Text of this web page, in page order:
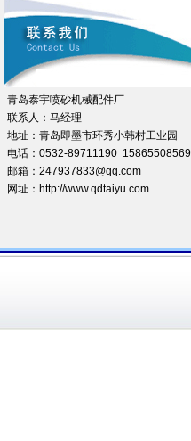
青岛泰宇喷砂机械配件厂
联系人：马经理
地址：青岛即墨市环秀小韩村工业园
电话：0532-89711190 15865508569
邮箱：247937833@qq.com
网址：http://www.qdtaiyu.com